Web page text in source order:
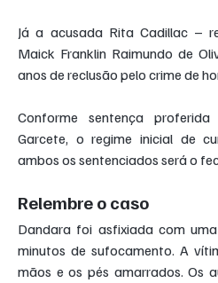
Já a acusada Rita Cadillac –
Maick Franklin Raimundo de
anos de reclusão pelo crime de
Conforme sentença
Garcete, o regime inicial de
ambos os sentenciados será o
Relembre o caso
Dandara foi asfixiada com
minutos de sufocamento. A
mãos e os pés amarrados. Os